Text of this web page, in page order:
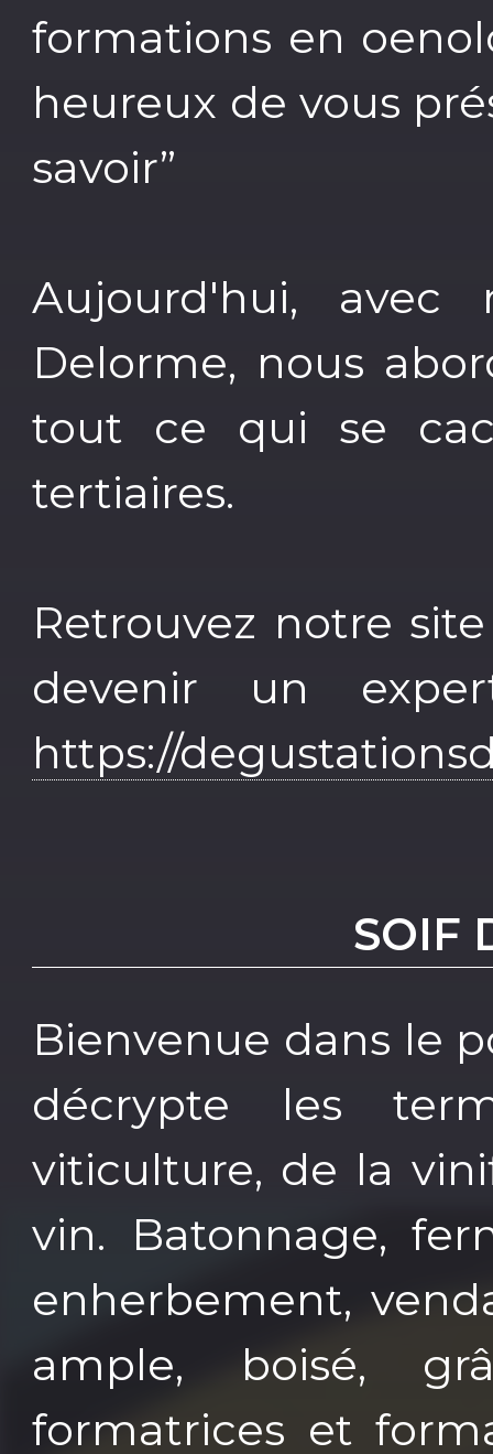
formations en
heureux de vous
savoir”
Aujourd'hui, avec
Delorme, nous
tout ce qui se
tertiaires.
Retrouvez notre
devenir un
https://
SOIF
Bienvenue dans le
décrypte les
viticulture, de la
vin. Batonnage,
enherbement,
ample, boisé,
formatrices et